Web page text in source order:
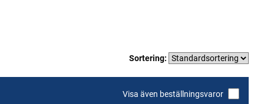
Sortering:
Visa även beställningsvaror